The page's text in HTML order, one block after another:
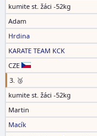
kumite st. žáci -52kg
Adam
Hrdina
KARATE TEAM KCK
CZE
3. 🥉
kumite st. žáci -52kg
Martin
Macík